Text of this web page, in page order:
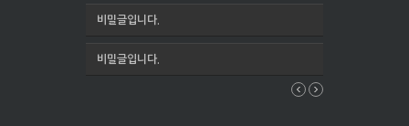
비밀글입니다.
비밀글입니다.